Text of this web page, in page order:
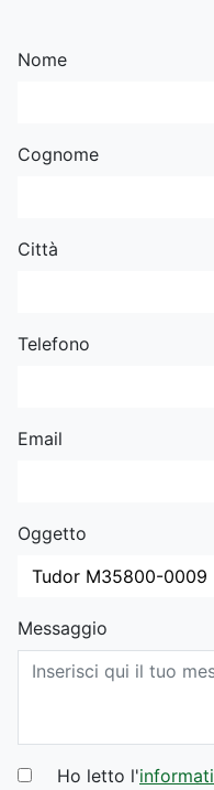
Nome
Cognome
Città
Telefono
Email
Oggetto
Messaggio
Ho letto l'